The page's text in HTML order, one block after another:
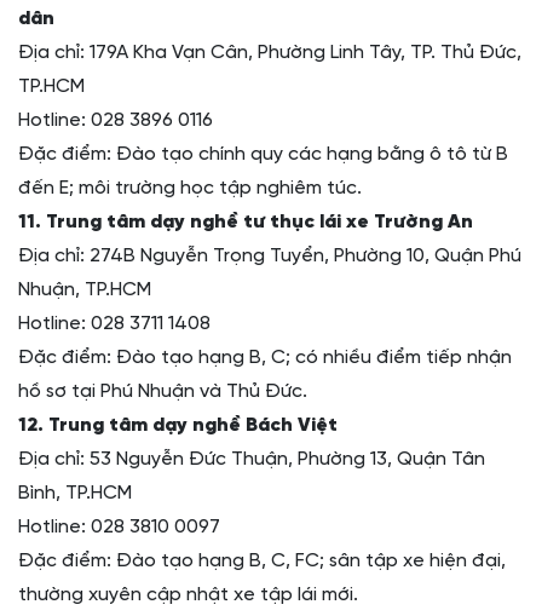
dân
Địa chỉ: 179A Kha Vạn Cân, Phường Linh Tây, TP. Thủ Đức,
TP.HCM
Hotline: 028 3896 0116
Đặc điểm: Đào tạo chính quy các hạng bằng ô tô từ B
đến E; môi trường học tập nghiêm túc.
11. Trung tâm dạy nghề tư thục lái xe Trường An
Địa chỉ: 274B Nguyễn Trọng Tuyển, Phường 10, Quận Phú
Nhuận, TP.HCM
Hotline: 028 3711 1408
Đặc điểm: Đào tạo hạng B, C; có nhiều điểm tiếp nhận
hồ sơ tại Phú Nhuận và Thủ Đức.
12. Trung tâm dạy nghề Bách Việt
Địa chỉ: 53 Nguyễn Đức Thuận, Phường 13, Quận Tân
Bình, TP.HCM
Hotline: 028 3810 0097
Đặc điểm: Đào tạo hạng B, C, FC; sân tập xe hiện đại,
thường xuyên cập nhật xe tập lái mới.